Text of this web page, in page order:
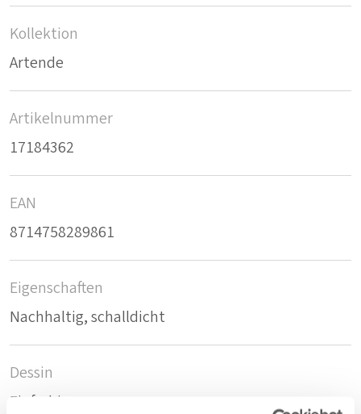
Kollektion
Artende
Artikelnummer
17184362
EAN
8714758289861
Eigenschaften
Nachhaltig, schalldicht
Dessin
Einfarbig